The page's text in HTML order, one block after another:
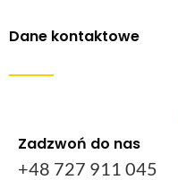
Dane kontaktowe
Zadzwoń do nas
+48 727 911 045